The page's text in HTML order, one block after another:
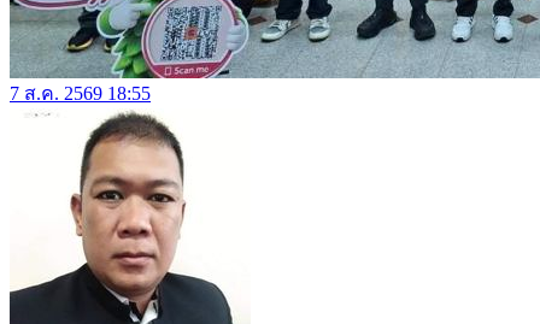
7 ส.ค. 2569 18:55